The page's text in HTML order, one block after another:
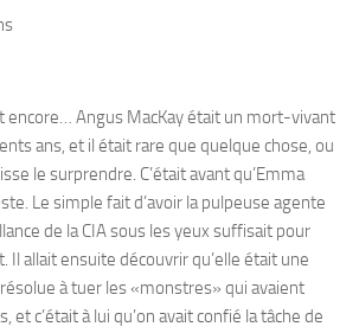
encore… Angus MacKay était un mort-vivant
ans, et il était rare que quelque chose, ou
le surprendre. C’était avant qu’Emma
Le simple fait d’avoir la pulpeuse agente
de la CIA sous les yeux suffisait pour
Il allait ensuite découvrir qu’elle était une
à tuer les «monstres» qui avaient
et c’était à lui qu’on avait confié la tâche de